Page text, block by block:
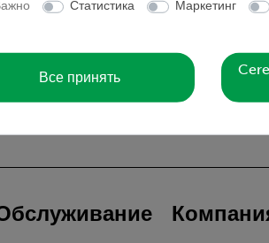
Добавление внешняя шкала 0...60
В
Статистика Маркетинг
Все принять